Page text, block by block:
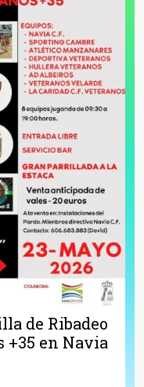
de Ribadeo
+35 en Navia